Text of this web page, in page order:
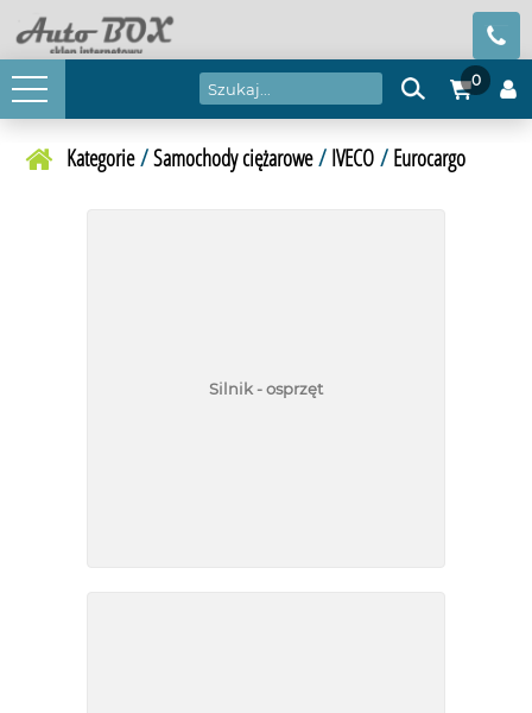
0
Kategorie/Samochody ciężarowe/ IVECO/ Eurocargo
Silnik - osprzęt